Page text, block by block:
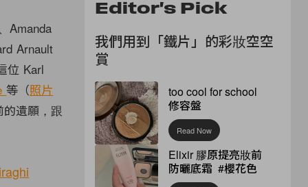
、Amanda
Arnault
位 Karl
等（照片
遺願，跟
Editor's Pick
我們用到「鐵片」的彩妝空空
賞
too cool for school
修容盤
Read Now
Elixir 膠原提亮妝前
防曬底霜 #櫻花色